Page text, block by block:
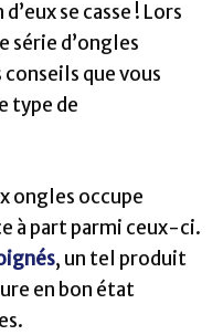
se casse ! Lors
série d’ongles
que vous
type de
ongles occupe
à part parmi ceux-ci.
, un tel produit
en bon état